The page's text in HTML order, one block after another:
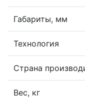
Габариты, мм
Технология
Страна
Вес, кг